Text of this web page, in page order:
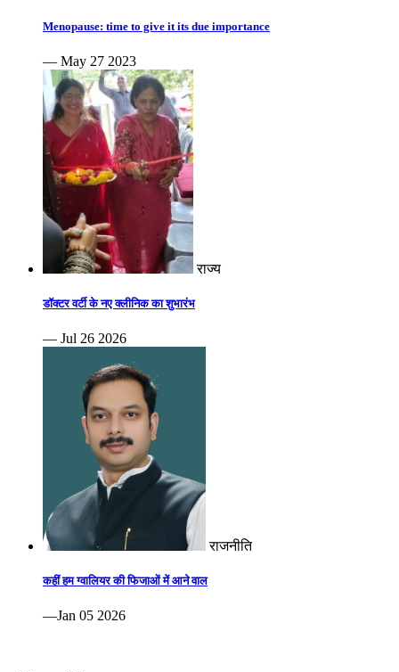
Menopause: time to give it its due importance
— May 27 2023
राज्य
डॉक्टर वर्टी के नए क्लीनिक का शुभारंभ
— Jul 26 2026
राजनीति
कहीं हम ग्वालियर की फिजाओं में आने वाल
—Jan 05 2026